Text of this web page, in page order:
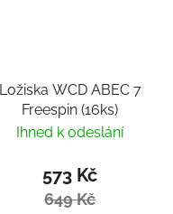
Ložiska WCD ABEC 7
Freespin (16ks)
Ihned k odeslání
573 Kč
649 Kč